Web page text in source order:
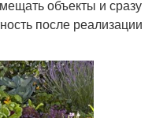
объекты и сразу
после реализации